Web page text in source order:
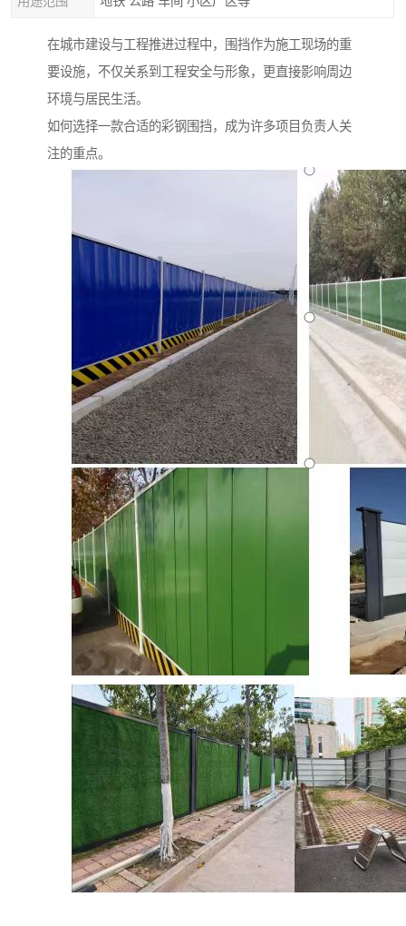
在城市建设与工程推进过程中，围挡作为施工现场的重
要设施，不仅关系到工程安全与形象，更直接影响周边
环境与居民生活。
如何选择一款合适的彩钢围挡，成为许多项目负责人关
注的重点。